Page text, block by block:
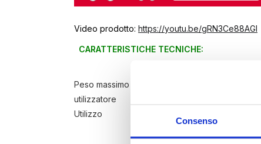
Consenso
Video prodotto: https://youtu.be/gRN3Ce88AGI
CARATTERISTICHE TECNICHE:
Peso massimo
utilizzatore
Utilizzo